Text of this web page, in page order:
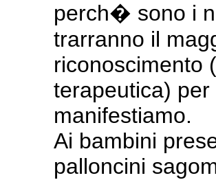
perch� sono i
trarranno il
riconoscimento
terapeutica) per
manifestiamo.
Ai bambini
palloncini